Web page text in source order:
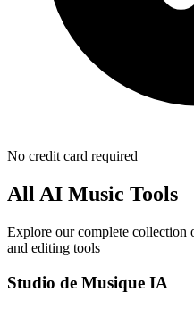
No credit card required
All AI Music Tools
Explore our complete collection
and editing tools
Studio de Musique IA